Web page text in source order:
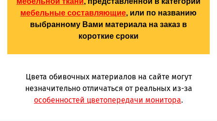
мебельные составляющие, или по названию
выбранному Вами материала на заказ в
короткие сроки
Цвета обивочных материалов на сайте могут
незначительно отличаться от реальных из-за
особенностей цветопередачи монитора.